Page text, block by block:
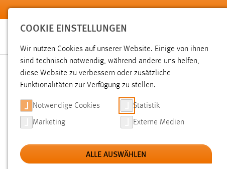
Zum Hauptinhalt springen
SUCHE
Aktive Filter: TYP: DATEIEN ALTER: ÜBER EIN JAHR
COOKIE EINSTELLUNGEN
Wir nutzen Cookies auf unserer Website. Einige von ihnen
sind technisch notwendig, während andere uns helfen,
diese Website zu verbessern oder zusätzliche
Funktionalitäten zur Verfügung zu stellen.
Notwendige Cookies Statistik
Marketing Externe Medien
ALLE AUSWÄHLEN